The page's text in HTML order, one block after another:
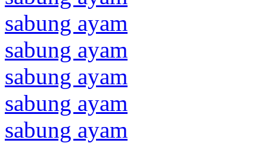
sabung ayam
sabung ayam
sabung ayam
sabung ayam
sabung ayam